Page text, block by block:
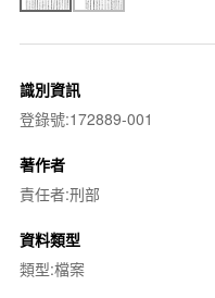
識別資訊
登錄號:172889-001
著作者
責任者:刑部
資料類型
類型:檔案